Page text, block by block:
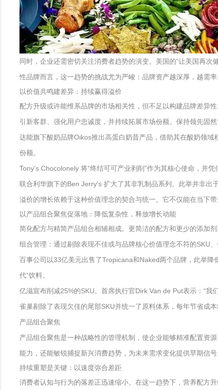
同时，企业还需密切关注消费者趋势的演变。美国的“让美国再
性品牌而言，这一趋势的挑战尤为严峻：品牌资产越深厚，越需
以价值共鸣建差异：持续赢得溢价
配方升级或许能维系品牌的市场相关性，但不足以构建品牌差异
引新客群、强化用户忠诚度，并持续拓展市场份额。保持领先固
达能旗下酸奶品牌Oikos推出高蛋白奶昔产品，借助其在酸奶领
份额。
Tony's Chocolonely 将“终结可可产业剥削”作为其核心使命，并
联合利华旗下的Ben Jerry's 扩大了其非乳制品系列。此举并非
溢价的增长依赖于这种价值理念的契合与统一。它不仅能在当下
以产品组合聚焦促落地：降低复杂性，释放增长动能
简化配方与精简产品组合相辅相成。更简洁的配方和更少的添加
组合管理：通过剔除表现不佳或与品牌核心价值理念不符的SKU
百事公司以33亿美元出售了Tropicana和Naked两个品牌，此举
代”饮料。
亿滋宣布削减25%的SKU。首席执行官Dirk Van de Put表示：“
雀巢剔除了表现欠佳的尾部SKU并统一了原料体系，每年节省成
产品组合聚焦
产品组合聚焦是一种战略性的管理机制，使企业能够精准配置资
能力，还能敏锐捕捉新兴消费趋势，为未来需求变化提供早期信
持续重塑是关键：以速度弥合差距
消费者认知与行为的落差正迅速缩小。在这一趋势下，营养配方